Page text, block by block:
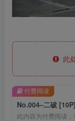
此
No.004–二破 [10P]
此内容为付费阅读
付费阅读